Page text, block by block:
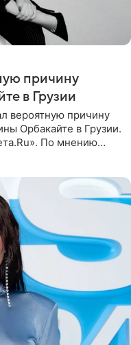
причину
в Грузии
вероятную причину
Орбакайте в Грузии.
По мнению